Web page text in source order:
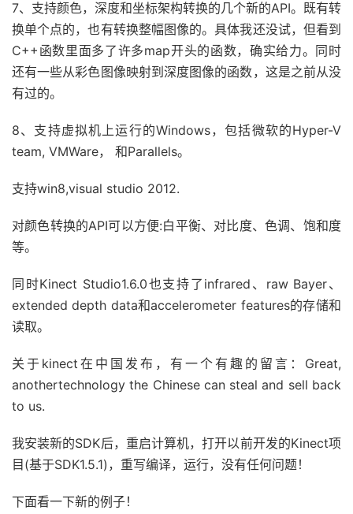
7、支持颜色，深度和坐标架构转换的几个新的API。既有转
换单个点的，也有转换整幅图像的。具体我还没试，但看到
C++函数里面多了许多map开头的函数，确实给力。同时
还有一些从彩色图像映射到深度图像的函数，这是之前从没
有过的。
8、支持虚拟机上运行的Windows，包括微软的Hyper-V
team, VMWare， 和Parallels。
支持win8,visual studio 2012.
对颜色转换的API可以方便:白平衡、对比度、色调、饱和度
等。
同时Kinect Studio1.6.0也支持了infrared、raw Bayer、
extended depth data和accelerometer features的存储和
读取。
关于kinect在中国发布，有一个有趣的留言：Great,
anothertechnology the Chinese can steal and sell back
to us.
我安装新的SDK后，重启计算机，打开以前开发的Kinect项
目(基于SDK1.5.1)，重写编译，运行，没有任何问题！
下面看一下新的例子！